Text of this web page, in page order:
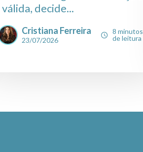
válida, decide...
Cristiana Ferreira
23/07/2026
8 minutos
de leitura